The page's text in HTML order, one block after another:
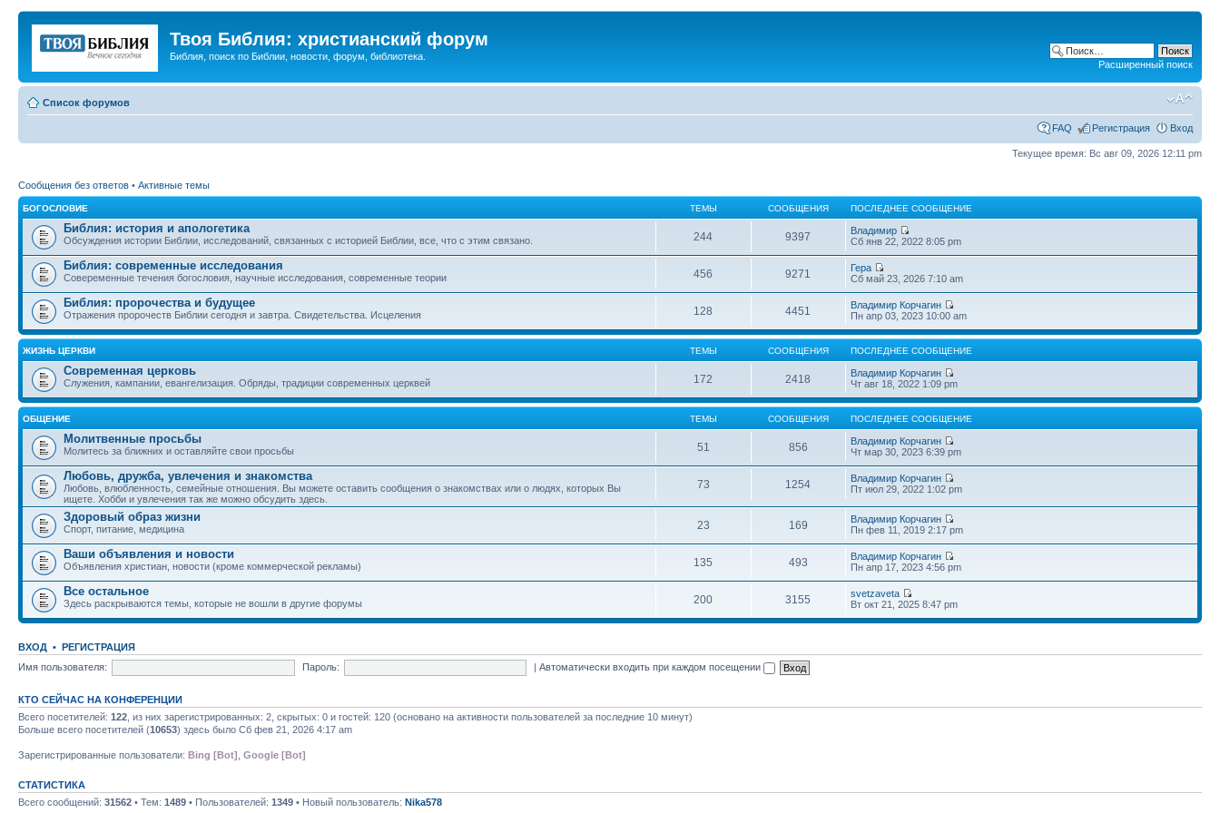
Твоя Библия: христианский форум
Библия, поиск по Библии, новости, форум, библиотека.
Расширенный поиск
Список форумов
FAQ Регистрация Вход
Текущее время: Вс авг 09, 2026 12:11 pm
Сообщения без ответов • Активные темы
БОГОСЛОВИЕ ТЕМЫ СООБЩЕНИЯ ПОСЛЕДНЕЕ СООБЩЕНИЕ
Библия: история и апологетика
Обсуждения истории Библии, исследований, связанных с историей Библии, все, что с этим связано. 244 9397
Владимир
Сб янв 22, 2022 8:05 pm
Библия: современные исследования
Совеременные течения богословия, научные исследования, современные теории 456 9271
Гера
Сб май 23, 2026 7:10 am
Библия: пророчества и будущее
Отражения пророчеств Библии сегодня и завтра. Свидетельства. Исцеления 128 4451
Владимир Корчагин
Пн апр 03, 2023 10:00 am
ЖИЗНЬ ЦЕРКВИ ТЕМЫ СООБЩЕНИЯ ПОСЛЕДНЕЕ СООБЩЕНИЕ
Современная церковь
Служения, кампании, евангелизация. Обряды, традиции современных церквей 172 2418
Владимир Корчагин
Чт авг 18, 2022 1:09 pm
ОБЩЕНИЕ ТЕМЫ СООБЩЕНИЯ ПОСЛЕДНЕЕ СООБЩЕНИЕ
Молитвенные просьбы
Молитесь за ближних и оставляйте свои просьбы 51 856
Владимир Корчагин
Чт мар 30, 2023 6:39 pm
Любовь, дружба, увлечения и знакомства
Любовь, влюбленность, семейные отношения. Вы можете оставить сообщения о знакомствах или о людях, которых Вы
ищете. Хобби и увлечения так же можно обсудить здесь.
73 1254
Владимир Корчагин
Пт июл 29, 2022 1:02 pm
Здоровый образ жизни
Спорт, питание, медицина 23 169
Владимир Корчагин
Пн фев 11, 2019 2:17 pm
Ваши объявления и новости
Объявления христиан, новости (кроме коммерческой рекламы) 135 493
Владимир Корчагин
Пн апр 17, 2023 4:56 pm
Все остальное
Здесь раскрываются темы, которые не вошли в другие форумы 200 3155
svetzaveta
Вт окт 21, 2025 8:47 pm
ВХОД • РЕГИСТРАЦИЯ
Имя пользователя:
Пароль: |Автоматически входить при каждом посещении
КТО СЕЙЧАС НА КОНФЕРЕНЦИИ
Всего посетителей: 122 , из них зарегистрированных: 2, скрытых: 0 и гостей: 120 (основано на активности пользователей за последние 10 минут)
Больше всего посетителей (10653) здесь было Сб фев 21, 2026 4:17 am
Зарегистрированные пользователи: Bing [Bot] Google [Bot]
СТАТИСТИКА
Всего сообщений: 31562 • Тем: 1489 • Пользователей: 1349 • Новый пользователь: Nika578